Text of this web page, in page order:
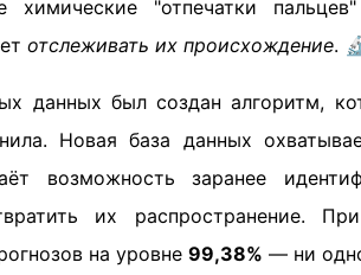
химические "отпечатки
отслеживать их происхождение.
данных был создан алгоритм,
Новая база данных
возможность заранее
их распространение.
на уровне 99,38% — ни